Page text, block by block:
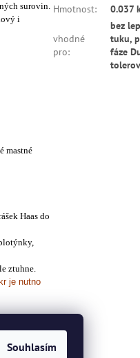
Souhlasím
surovin.
i
mastné
Haas do
ztuhne.
je nutno
Hmotnost: 0.037
vhodné
pro:
bez
tuku,
fáze